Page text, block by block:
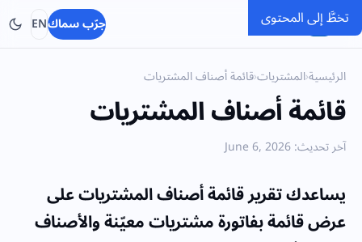
تخطَّ إلى المحتوى
SMACC جرّب سماكEN
الرئيسية›المشتريات›قائمة أصناف المشتريات
قائمة أصناف المشتريات
آخر تحديث: June 6, 2026
يساعدك تقرير قائمة أصناف المشتريات على
عرض قائمة بفاتورة مشتريات معيّنة والأصناف